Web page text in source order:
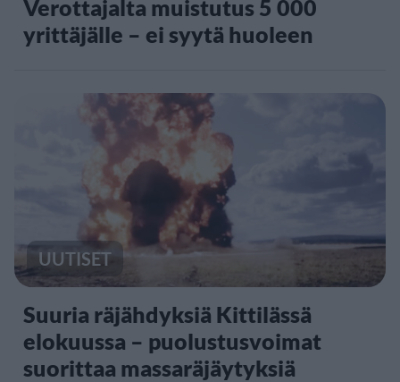
Verottajalta muistutus 5 000
yrittäjälle – ei syytä huoleen
UUTISET
Suuria räjähdyksiä Kittilässä
elokuussa – puolustusvoimat
suorittaa massaräjäytyksiä